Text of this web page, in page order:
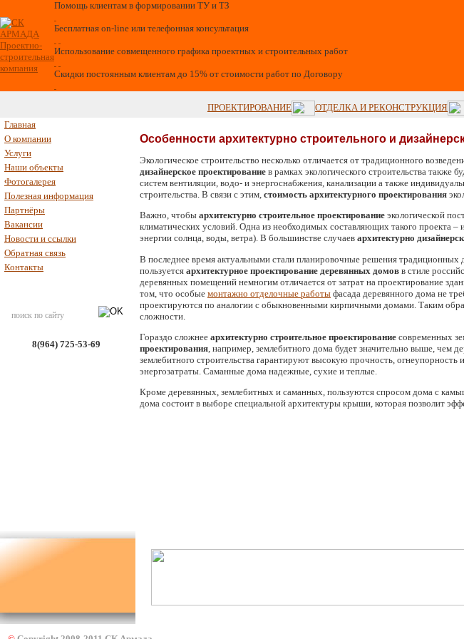
Помощь клиентам в формировании ТУ и ТЗ
Бесплатная on-line или телефонная консультация
Использование совмещенного графика проектных и строительных работ
Скидки постоянным клиентам до 15% от стоимости работ по Договору
ПРОЕКТИРОВАНИЕ ОТДЕЛКА И РЕКОНСТРУКЦИЯ
Главная
О компании
Услуги
Наши объекты
Фотогалерея
Полезная информация
Партнёры
Вакансии
Новости и ссылки
Обратная связь
Контакты
8(964) 725-53-69
Особенности архитектурно строительного и
Экологическое строительство несколько отличается от традиционного
дизайнерское проектирование в рамках экологического строительства
систем вентиляции, водо- и энергоснабжения, канализации а также
строительства. В связи с этим, стоимость архитектурного проектирования
Важно, чтобы архитектурно строительное проектирование экологической
климатических условий. Одна из необходимых составляющих такого проекта
энергии солнца, воды, ветра). В большинстве случаев архитектурно
В последнее время актуальными стали планировочные решения
пользуется архитектурное проектирование деревянных домов в стиле
деревянных помещений немногим отличается от затрат на проектирование
том, что особые монтажно отделочные работы фасада деревянного дома не
проектируются по аналогии с обыкновенными кирпичными домами. Таким
сложности.
Гораздо сложнее архитектурно строительное проектирование современных
проектирования, например, землебитного дома будет значительно выше, чем
землебитного строительства гарантируют высокую прочность,
энергозатраты. Саманные дома надежные, сухие и теплые.
Кроме деревянных, землебитных и саманных, пользуются спросом дома с
дома состоит в выборе специальной архитектуры крыши, которая позволит